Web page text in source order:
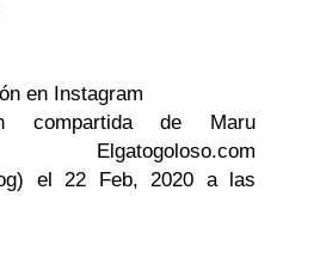
en Instagram
compartida de Maru
el 22 Feb, 2020 a las